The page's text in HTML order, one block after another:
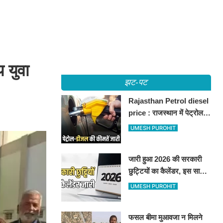
युवा
झट-पट
Rajasthan Petrol diesel
price : राजस्थान में पेट्रोल-
डीजल की कीमतें जारी, जानिए
UMESH PUROHIT
जारी हुआ 2026 की सरकारी
छुट्टियों का कैलेंडर, इस साल
कई बार मिलेगा लगातार
UMESH PUROHIT
फसल बीमा मुआवजा न मिलने